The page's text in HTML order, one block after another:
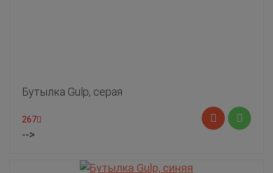
Бутылка Gulp, серая
267
-->